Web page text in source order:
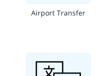
Airport Transfer